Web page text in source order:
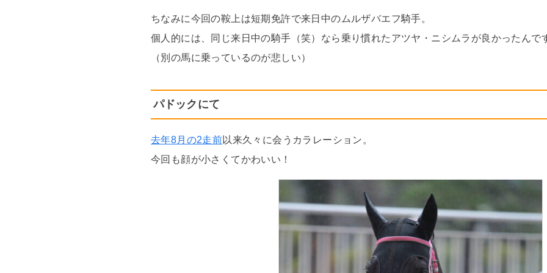
ちなみに今回の鞍上は短期免許で来日中のムルザバエフ騎手。
個人的には、同じ来日中の騎手（笑）なら乗り慣れたアツヤ・ニシムラが良かったん
（別の馬に乗っているのが悲しい）
パドックにて
去年8月の2走前以来久々に会うカラレーション。
今回も顔が小さくてかわいい！